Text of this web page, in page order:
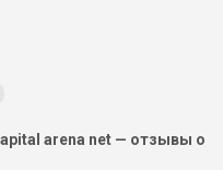
arena net — отзывы о